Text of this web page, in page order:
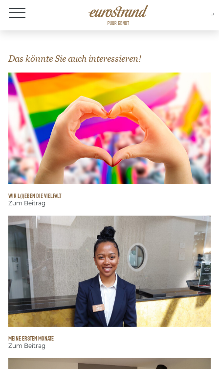
Over Eurostrand
Das könnte Sie auch interessieren!
WIR L(I)EBEN DIE VIELFALT
Zum Beitrag
MEINE ERSTEN MONATE
Zum Beitrag